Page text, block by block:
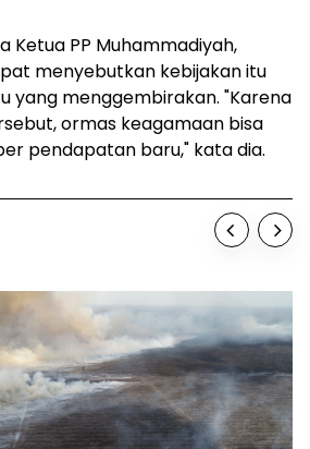
Ketua PP Muhammadiyah,
menyebutkan kebijakan itu
yang menggembirakan. "Karena
ormas keagamaan bisa
pendapatan baru," kata dia.